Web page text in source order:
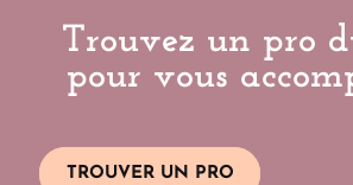
Trouvez un pro
pour vous
TROUVER UN PRO